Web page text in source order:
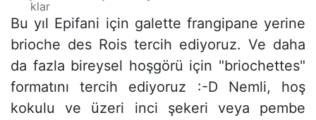
klar
Bu yıl Epifani için galette frangipane yerine
brioche des Rois tercih ediyoruz. Ve daha
da fazla bireysel hoşgörü için "briochettes"
formatını tercih ediyoruz :-D Nemli, hoş
kokulu ve üzeri inci şekeri veya pembe